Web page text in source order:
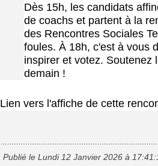
Dès 15h, les candidats
de coachs et partent à la
des Rencontres Sociales
foules. À 18h, c'est à vous
inspirer et votez. Soutenez
demain !
Lien vers l'affiche de cette
Publié le Lundi 12 Janvier 2026 à